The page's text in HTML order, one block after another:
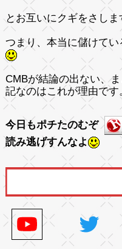
とお互いにクギをさしま
つまり、本当に儲けて
CMBが結論の出ない、
記なのはこれが理由です
今日もポチたのむぞ
読み逃げすんなよ